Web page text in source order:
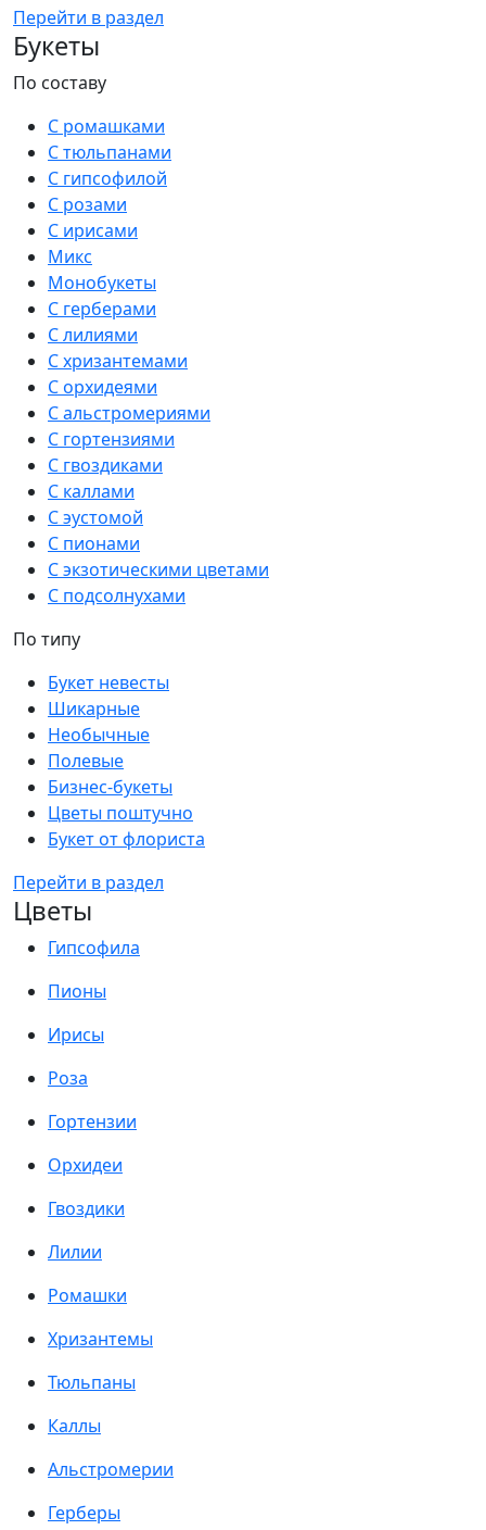
Перейти в раздел
Букеты
По составу
С ромашками
С тюльпанами
С гипсофилой
С розами
С ирисами
Микс
Монобукеты
С герберами
С лилиями
С хризантемами
С орхидеями
С альстромериями
С гортензиями
С гвоздиками
С каллами
С эустомой
С пионами
С экзотическими цветами
С подсолнухами
По типу
Букет невесты
Шикарные
Необычные
Полевые
Бизнес-букеты
Цветы поштучно
Букет от флориста
Перейти в раздел
Цветы
Гипсофила
Пионы
Ирисы
Роза
Гортензии
Орхидеи
Гвоздики
Лилии
Ромашки
Хризантемы
Тюльпаны
Каллы
Альстромерии
Герберы